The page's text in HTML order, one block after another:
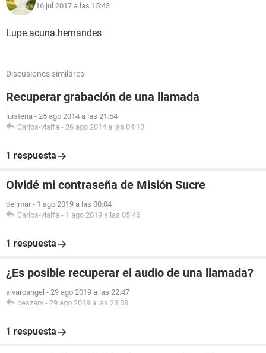
16 jul 2017 a las 15:43
Lupe.acuna.hernandes
Discusiones similares
Recuperar grabación de una llamada
luistena - 25 ago 2014 a las 21:54
Carlos-vialfa - 26 ago 2014 a las 04:13
1 respuesta
Olvidé mi contraseña de Misión Sucre
delimar - 1 ago 2019 a las 00:04
Carlos-vialfa - 1 ago 2019 a las 05:46
1 respuesta
¿Es posible recuperar el audio de una llamada?
alvaroangel - 29 ago 2019 a las 22:47
ceszarv - 29 ago 2019 a las 23:08
1 respuesta